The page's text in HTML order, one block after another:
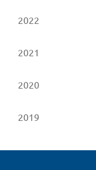
2022
2021
2020
2019